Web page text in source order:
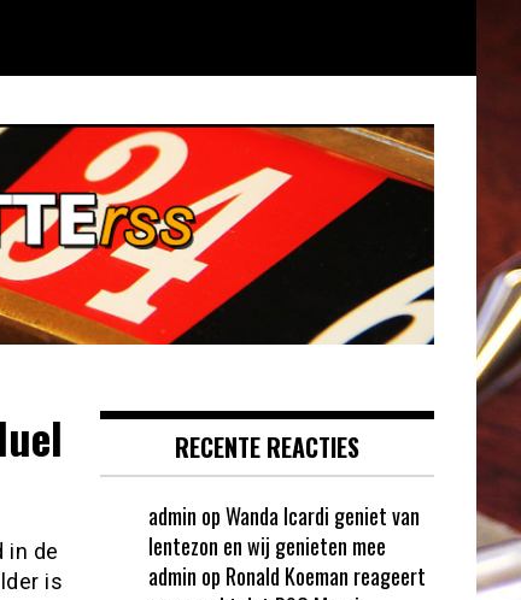
in de
is
RECENTE REACTIES
admin opWanda Icardi geniet van
lentezon en wij genieten mee
admin op Ronald Koeman reageert